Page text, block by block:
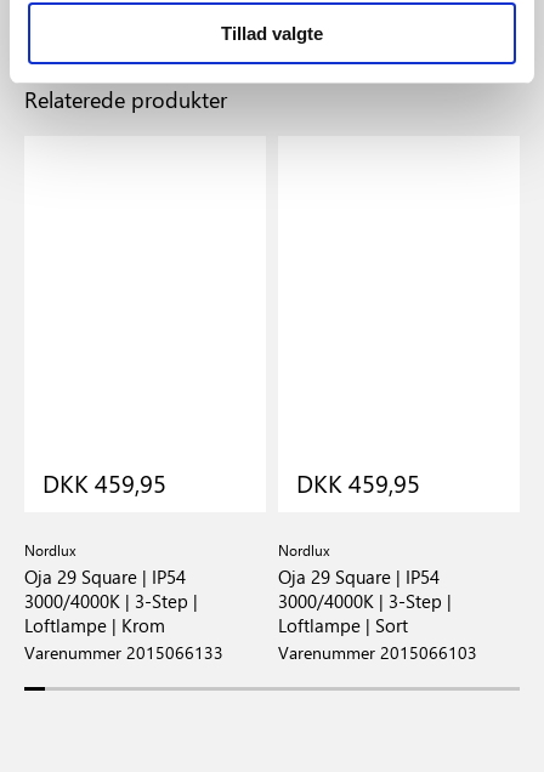
Tillad valgte
Relaterede produkter
DKK 459,95
Nordlux
Oja 29 Square | IP54
3000/4000K | 3-Step |
Loftlampe | Krom
Varenummer 2015066133
DKK 459,95
Nordlux
Oja 29 Square | IP54
3000/4000K | 3-Step |
Loftlampe | Sort
Varenummer 2015066103